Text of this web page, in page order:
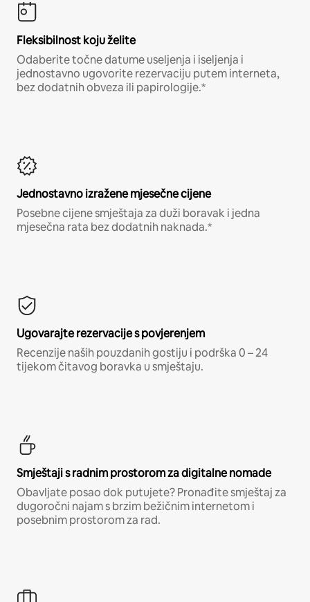
Fleksibilnost koju želite
Odaberite točne datume useljenja i iseljenja i
jednostavno ugovorite rezervaciju putem interneta,
bez dodatnih obveza ili papirologije.*
Jednostavno izražene mjesečne cijene
Posebne cijene smještaja za duži boravak i jedna
mjesečna rata bez dodatnih naknada.*
Ugovarajte rezervacije s povjerenjem
Recenzije naših pouzdanih gostiju i podrška 0 – 24
tijekom čitavog boravka u smještaju.
Smještaji s radnim prostorom za digitalne nomade
Obavljate posao dok putujete? Pronađite smještaj za
dugoročni najam s brzim bežičnim internetom i
posebnim prostorom za rad.